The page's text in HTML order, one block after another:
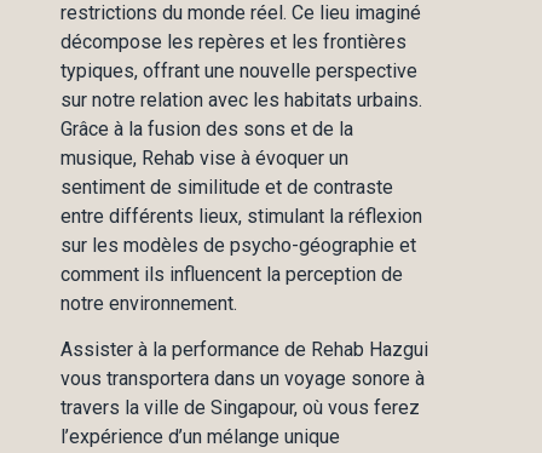
restrictions du monde réel. Ce lieu imaginé
décompose les repères et les frontières
typiques, offrant une nouvelle perspective
sur notre relation avec les habitats urbains.
Grâce à la fusion des sons et de la
musique, Rehab vise à évoquer un
sentiment de similitude et de contraste
entre différents lieux, stimulant la réflexion
sur les modèles de psycho-géographie et
comment ils influencent la perception de
notre environnement.
Assister à la performance de Rehab Hazgui
vous transportera dans un voyage sonore à
travers la ville de Singapour, où vous ferez
l’expérience d’un mélange unique